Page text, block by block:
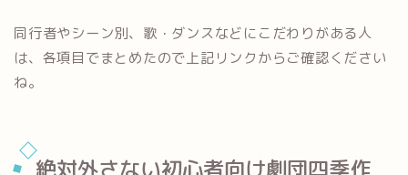
同行者やシーン別、歌・ダンスなどにこだわりがある人
は、各項目でまとめたので上記リンクからご確認ください
ね。
絶対外さない初心者向け劇団四季作